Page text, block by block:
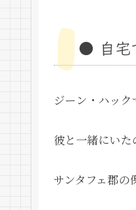
● 自宅
ジーン・ハッ
彼と一緒にいた
サンタフェ郡の